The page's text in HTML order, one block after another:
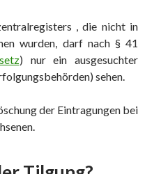
, die nicht in
wurden, darf nach § 41
) nur ein ausgesuchter
sehen.
der Eintragungen bei